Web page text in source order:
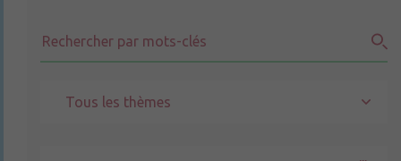
Tous les thèmes